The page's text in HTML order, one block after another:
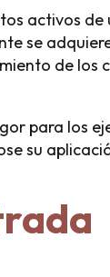
activos
se
de los
para los
su